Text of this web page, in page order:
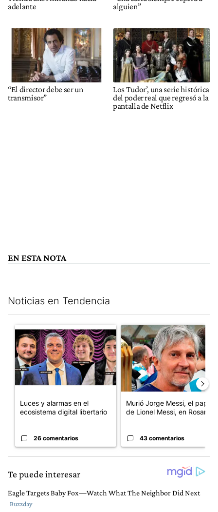
adelante
alguien”
“El director debe ser un
transmisor”
Los Tudor’, una serie histórica
del poder real que regresó a la
pantalla de Netflix
EN ESTA NOTA
Noticias en Tendencia
Un artículo de tendencia con el título "Luces y alarmas en el
Luces y alarmas en el
ecosistema digital libertario
26 comentarios
Un artículo de tendencia con
Murió Jorge Messi, el papá
de Lionel Messi, en Rosario
43 comentarios